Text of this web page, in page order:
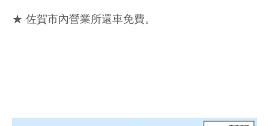
★ 佐賀市內營業所還車免費。